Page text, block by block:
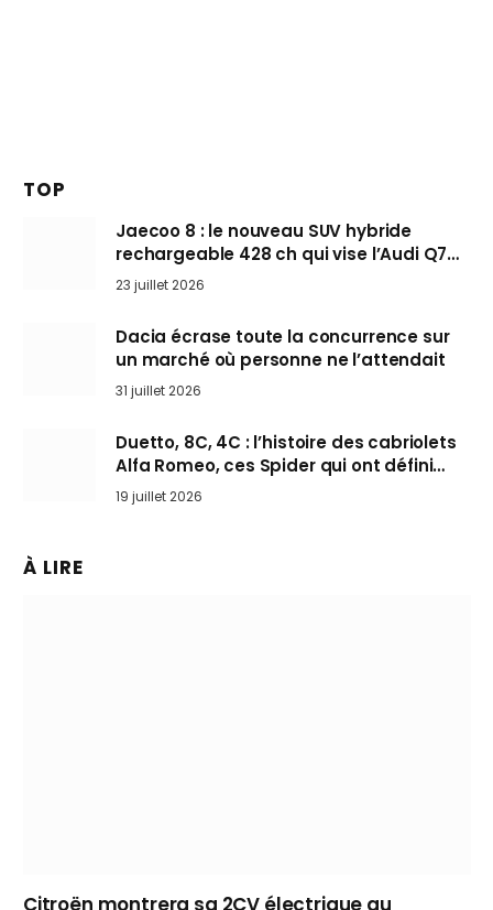
TOP
Jaecoo 8 : le nouveau SUV hybride
rechargeable 428 ch qui vise l’Audi Q7
arrive en Europe cet automne
23 juillet 2026
Dacia écrase toute la concurrence sur
un marché où personne ne l’attendait
31 juillet 2026
Duetto, 8C, 4C : l’histoire des cabriolets
Alfa Romeo, ces Spider qui ont défini
l’art de rouler cheveux au vent
19 juillet 2026
À LIRE